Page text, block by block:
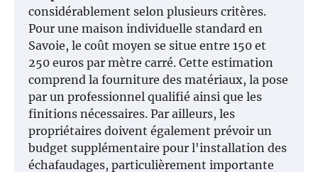
considérablement selon plusieurs critères.
Pour une maison individuelle standard en
Savoie, le coût moyen se situe entre 150 et
250 euros par mètre carré. Cette estimation
comprend la fourniture des matériaux, la pose
par un professionnel qualifié ainsi que les
finitions nécessaires. Par ailleurs, les
propriétaires doivent également prévoir un
budget supplémentaire pour l'installation des
échafaudages, particulièrement importante